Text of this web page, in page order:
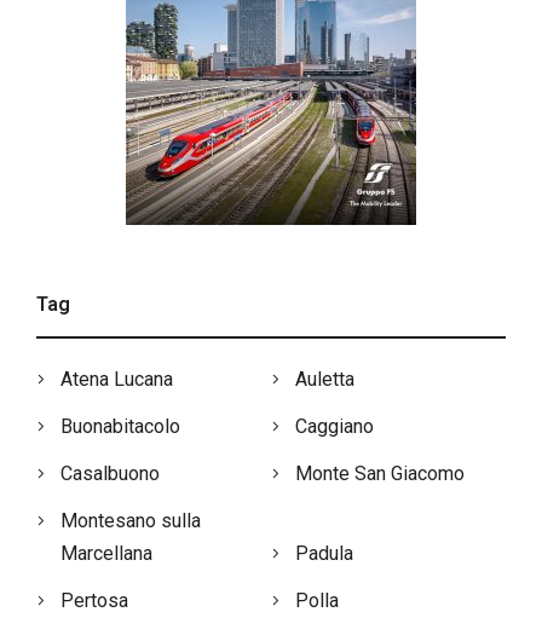
Tag
Atena Lucana Auletta
Buonabitacolo Caggiano
Casalbuono Monte San Giacomo
Montesano sulla
Marcellana
Padula
Pertosa Polla